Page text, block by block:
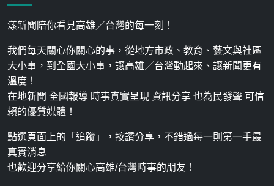
漾新聞陪你看見高雄／台灣的每一刻！
我們每天關心你關心的事，從地方市政、教育、藝文與社區
大小事，到全國大小事，讓高雄／台灣動起來、讓新聞更有
溫度！
在地新聞 全國報導 時事真實呈現 資訊分享 也為民發聲 可信
賴的優質媒體！
點選頁面上的「追蹤」，按讚分享，不錯過每一則第一手最
真實消息
也歡迎分享給你關心高雄/台灣時事的朋友！